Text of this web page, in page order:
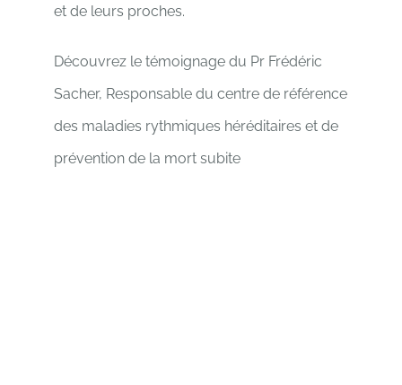
et de leurs proches.
Découvrez le témoignage du Pr Frédéric
Sacher, Responsable du centre de référence
des maladies rythmiques héréditaires et de
prévention de la mort subite